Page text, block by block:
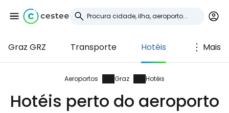
Graz GRZ Transporte Hotéis Mais
Aeroportos Graz Hotéis
Hotéis perto do aeroporto
Iniciar sessão no
Cestee
... a comunidade mundial de viajantes